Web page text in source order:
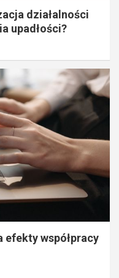
działalności
upadłości?
efekty współpracy